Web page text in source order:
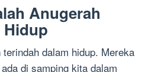
Anugerah
Hidup
dalam hidup. Mereka
di samping kita dalam